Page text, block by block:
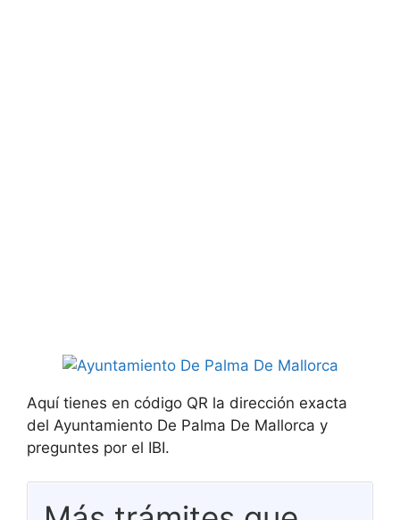
Aquí tienes en código QR la dirección exacta
del Ayuntamiento De Palma De Mallorca y
preguntes por el IBI.